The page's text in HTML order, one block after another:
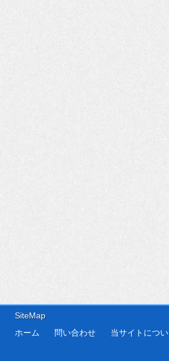
SiteMap
ホーム
問い合わせ 当サイトにつ